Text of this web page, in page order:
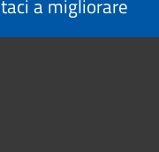
a migliorare